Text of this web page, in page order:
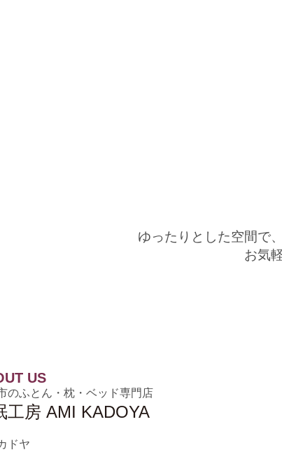
ゆったりとした空間で、
お気
US
のふとん・枕・ベッド専門店
工房 AMI KADOYA
ドヤ